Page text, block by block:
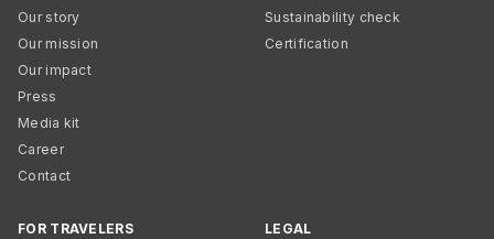
Our story
Our mission
Our impact
Press
Media kit
Career
Contact
Sustainability check
Certification
FOR TRAVELERS LEGAL